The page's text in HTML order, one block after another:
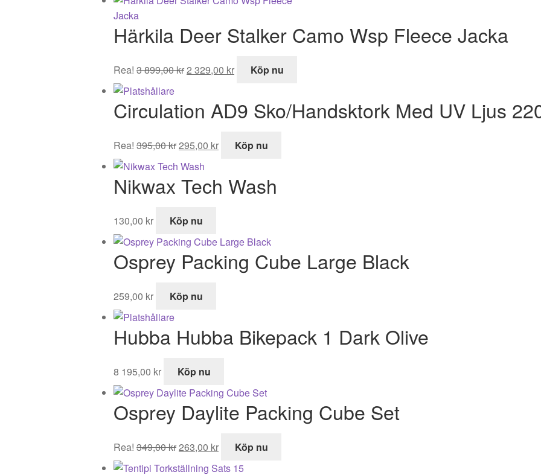
Härkila Deer Stalker Camo Wsp Fleece Jacka
Rea! 3 899,00kr
ursprungliga
var:
899,00 kr.
2 329,00 kr
nuvarande
är:
329,00 kr.
Köp nu
Circulation AD9 Sko/Handsktork Med UV Ljus
Rea! 395,00kr
ursprungliga
priset
var:
295,00 kr
nuvarande
är:
Köp nu
Nikwax Tech Wash
130,00 kr Köp nu
Osprey Packing Cube Large Black
259,00 kr Köp nu
Hubba Hubba Bikepack 1 Dark Olive
8 195,00 kr Köp nu
Osprey Daylite Packing Cube Set
Rea! 349,00kr
ursprungliga
priset
263,00 kr
nuvarande
priset
Köp nu